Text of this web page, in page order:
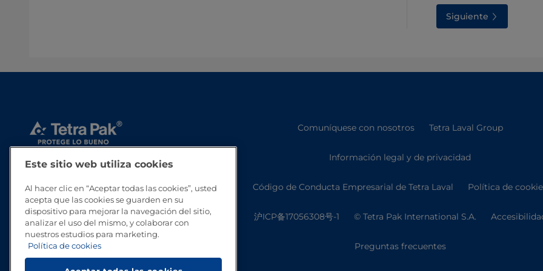
Siguiente
Comuníquese con nosotros Tetra Laval Group
Información legal y de privacidad
Código de Conducta Empresarial de Tetra Laval Política de
沪ICP备17056308号-1 © Tetra Pak International S.A.
Preguntas frecuentes
Este sitio web utiliza cookies
Al hacer clic en “Aceptar todas las cookies”, usted
acepta que las cookies se guarden en su
dispositivo para mejorar la navegación del sitio,
analizar el uso del mismo, y colaborar con
nuestros estudios para marketing.
Política de cookies